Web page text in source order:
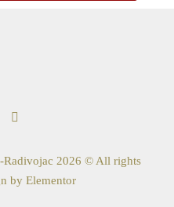
2026 © All rights
by Elementor